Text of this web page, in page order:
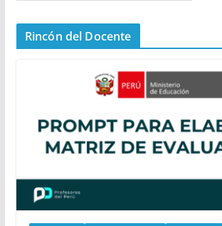
n
a
Rincón del Docente